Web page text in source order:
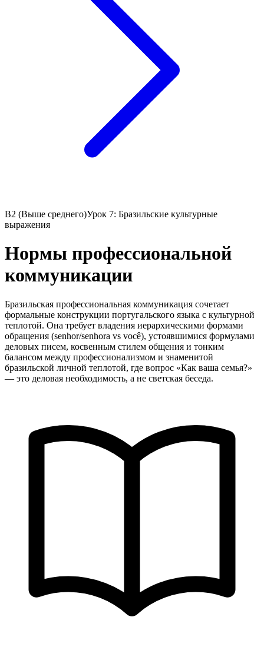
B2 (Выше среднего)Урок 7: Бразильские культурные
выражения
Нормы профессиональной
коммуникации
Бразильская профессиональная коммуникация сочетает
формальные конструкции португальского языка с культурной
теплотой. Она требует владения иерархическими формами
обращения (senhor/senhora vs você), устоявшимися формулами
деловых писем, косвенным стилем общения и тонким
балансом между профессионализмом и знаменитой
бразильской личной теплотой, где вопрос «Как ваша семья?»
— это деловая необходимость, а не светская беседа.